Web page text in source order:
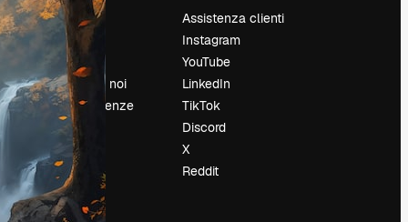
Prezzi
Chi siamo
Recensioni
Lavora con noi
Cerca tendenze
Blog
Eventi
Slidesgo
Vendi i tuoi
contenuti
Assistenza clienti
Instagram
YouTube
LinkedIn
TikTok
Discord
X
Reddit